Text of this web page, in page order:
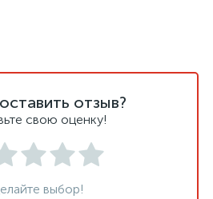
отзыв?
свою оценку!
выбор!